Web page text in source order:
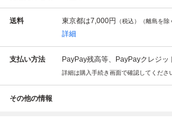
送料 東京都は7,000円 （税込）（離島を除
詳細
支払い方法 PayPay残高等、PayPayクレジ
詳細は購入手続き画面で確認してくださ
その他の情報